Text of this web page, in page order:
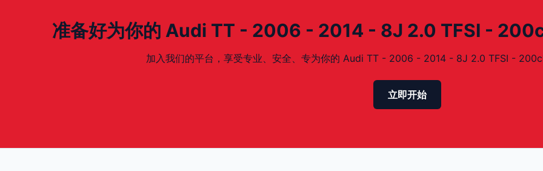
准备好为你的 Audi TT - 2006 - 2014 - 8J 2.0 TFSI -
加入我们的平台，享受专业、安全、专为你的 Audi TT - 2006 - 2014 - 8J 2.0 TFSI -
立即开始